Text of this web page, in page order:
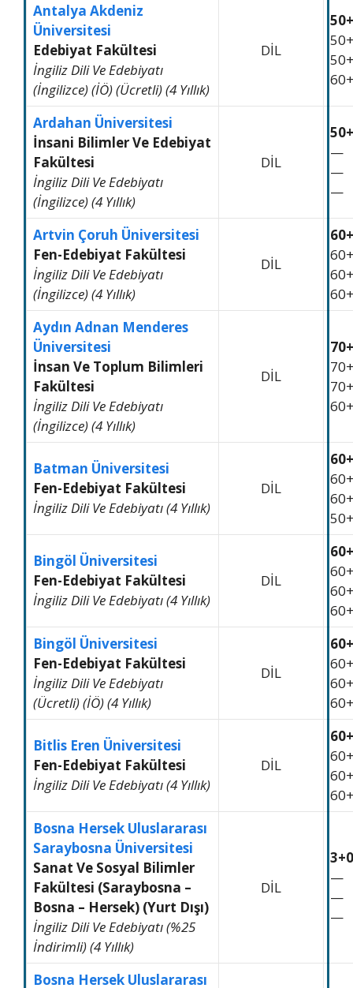
Antalya Akdeniz
Üniversitesi
Edebiyat Fakültesi
İngiliz Dili Ve Edebiyatı
(İngilizce) (İÖ) (Ücretli) (4 Yıllık)
DİL
Ardahan Üniversitesi
İnsani Bilimler Ve Edebiyat
Fakültesi
İngiliz Dili Ve Edebiyatı
(İngilizce) (4 Yıllık)
DİL
—
—
—
Artvin Çoruh Üniversitesi
Fen-Edebiyat Fakültesi
İngiliz Dili Ve Edebiyatı
(İngilizce) (4 Yıllık)
DİL
Aydın Adnan Menderes
Üniversitesi
İnsan Ve Toplum Bilimleri
Fakültesi
İngiliz Dili Ve Edebiyatı
(İngilizce) (4 Yıllık)
DİL
Batman Üniversitesi
Fen-Edebiyat Fakültesi
İngiliz Dili Ve Edebiyatı (4 Yıllık)
DİL
Bingöl Üniversitesi
Fen-Edebiyat Fakültesi
İngiliz Dili Ve Edebiyatı (4 Yıllık)
DİL
Bingöl Üniversitesi
Fen-Edebiyat Fakültesi
İngiliz Dili Ve Edebiyatı
(Ücretli) (İÖ) (4 Yıllık)
DİL
Bitlis Eren Üniversitesi
Fen-Edebiyat Fakültesi
İngiliz Dili Ve Edebiyatı (4 Yıllık)
DİL
Bosna Hersek Uluslararası
Saraybosna Üniversitesi
Sanat Ve Sosyal Bilimler
Fakültesi (Saraybosna –
Bosna – Hersek) (Yurt Dışı)
İngiliz Dili Ve Edebiyatı (%25
İndirimli) (4 Yıllık)
DİL
—
—
—
Bosna Hersek Uluslararası